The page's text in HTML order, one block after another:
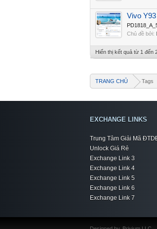
Vivo
Chủ đề bởi:
Hiển thị kết quả từ 1 đến
TRANG CHỦ Tags
EXCHANGE LINKS
Trung Tâm Giải Mã
Unlock Giá Rẻ
Exchange Link 3
Exchange Link 4
Exchange Link 5
Exchange Link 6
Exchange Link 7